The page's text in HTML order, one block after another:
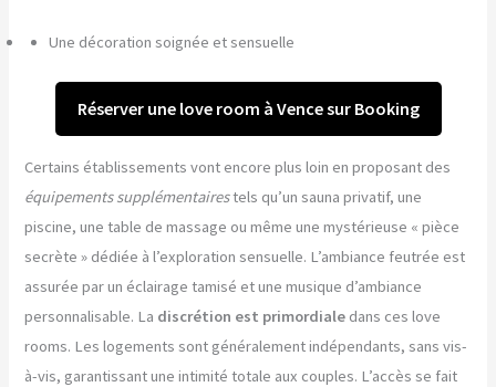
Une décoration soignée et sensuelle
Réserver une love room à Vence sur Booking
Certains établissements vont encore plus loin en proposant des
équipements supplémentairestels qu’un sauna privatif, une
piscine, une table de massage ou même une mystérieuse « pièce
secrète » dédiée à l’exploration sensuelle. L’ambiance feutrée est
assurée par un éclairage tamisé et une musique d’ambiance
personnalisable. La discrétion est primordiale dans ces love
rooms. Les logements sont généralement indépendants, sans vis-
à-vis, garantissant une intimité totale aux couples. L’accès se fait